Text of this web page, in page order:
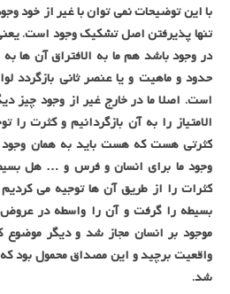
با این توضیحات نمی توان با غیر از خود
تنها پذیرفتن اصل تشکیک وجود است.
در وجود باشد هم ما به الافتراق آن ها
حدود و ماهیت و یا عنصر ثانی بازگردد
است. اصلا ما در خارج غیر از وجود چیز
الامتیاز را به آن بازگردانیم و کثرت را
کثرتی هست که هست باید به همان وجود
وجود ما برای انسان و فرس و … هل
کثرات را از طریق آن ها توجیه می
بسیطه را گرفت و آن را واسطه در
موجود بر انسان مجاز شد و دیگر موضوع
واقعیت برچید و این مصداق محمول بود
شد.